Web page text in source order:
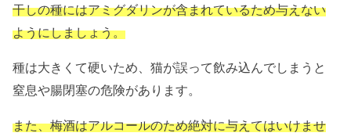
干しの種にはアミグダリンが含まれているため与えない
ようにしましょう。
種は大きくて硬いため、猫が誤って飲み込んでしまうと
窒息や腸閉塞の危険があります。
また、梅酒はアルコールのため絶対に与えてはいけませ